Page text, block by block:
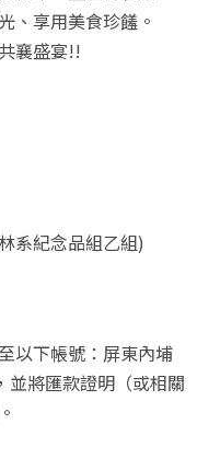
、享用美食珍饈。
襄盛宴!!
系紀念品組乙組)
以下帳號：屏東內埔
將匯款證明（或相關